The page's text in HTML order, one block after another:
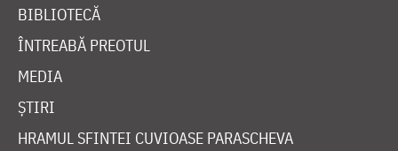
BIBLIOTECĂ
ÎNTREABĂ PREOTUL
MEDIA
ȘTIRI
HRAMUL SFINTEI CUVIOASE PARASCHEVA